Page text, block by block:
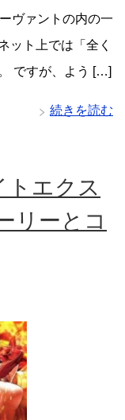
ヴァントの内の一
ット上では「全く
ですが、よう […]
続きを読む
トエクス
リーとコ